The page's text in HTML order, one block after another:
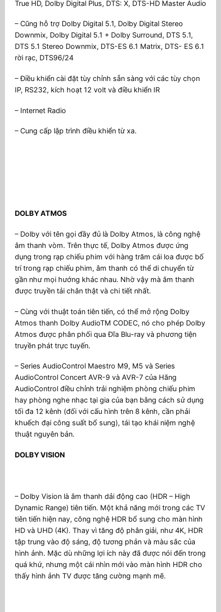
True HD, Dolby Digital Plus, DTS: X, DTS-HD Master Audio
– Cũng hỗ trợ Dolby Digital 5.1, Dolby Digital Stereo
Downmix, Dolby Digital 5.1 + Dolby Surround, DTS 5.1,
DTS 5.1 Stereo Downmix, DTS-ES 6.1 Matrix, DTS- ES 6.1
rời rạc, DTS96/24
– Điều khiển cài đặt tùy chỉnh sẵn sàng với các tùy chọn
IP, RS232, kích hoạt 12 volt và điều khiển IR
– Internet Radio
– Cung cấp lập trình điều khiển từ xa.
DOLBY ATMOS
– Dolby với tên gọi đầy đủ là Dolby Atmos, là công nghệ
âm thanh vòm. Trên thực tế, Dolby Atmos được ứng
dụng trong rạp chiếu phim với hàng trăm cái loa được bố
trí trong rạp chiếu phim, âm thanh có thể di chuyển từ
gần như mọi hướng khác nhau. Nhờ vậy mà âm thanh
được truyền tải chân thật và chi tiết nhất.
– Cùng với thuật toán tiên tiến, có thể mở rộng Dolby
Atmos thanh Dolby AudioTM CODEC, nó cho phép Dolby
Atmos được phân phối qua Đĩa Blu-ray và phương tiện
truyền phát trực tuyến.
– Series AudioControl Maestro M9, M5 và Series
AudioControl Concert AVR-9 và AVR-7 của Hãng
AudioControl điều chỉnh trải nghiệm phòng chiếu phim
hay phòng nghe nhạc tại gia của bạn bằng cách sử dụng
tối đa 12 kênh (đối với cấu hình trên 8 kênh, cần phải
khuếch đại công suất bổ sung), tái tạo khái niệm nghệ
thuật nguyên bản.
DOLBY VISION
– Dolby Vision là âm thanh dải động cao (HDR – High
Dynamic Range) tiên tiến. Một khả năng mới trong các TV
tiên tiến hiện nay, công nghệ HDR bổ sung cho màn hình
HD và UHD (4K). Thay vì tăng độ phân giải, như 4K, HDR
tập trung vào độ sáng, độ tương phản và màu sắc của
hình ảnh. Mặc dù những lợi ích này đã được nói đến trong
quá khứ, nhưng một cái nhìn mới vào màn hình HDR cho
thấy hình ảnh TV được tăng cường mạnh mẽ.